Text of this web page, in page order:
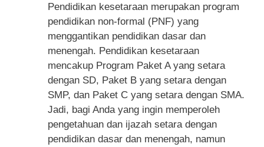
Pendidikan kesetaraan merupakan program
pendidikan non-formal (PNF) yang
menggantikan pendidikan dasar dan
menengah. Pendidikan kesetaraan
mencakup Program Paket A yang setara
dengan SD, Paket B yang setara dengan
SMP, dan Paket C yang setara dengan SMA.
Jadi, bagi Anda yang ingin memperoleh
pengetahuan dan ijazah setara dengan
pendidikan dasar dan menengah, namun